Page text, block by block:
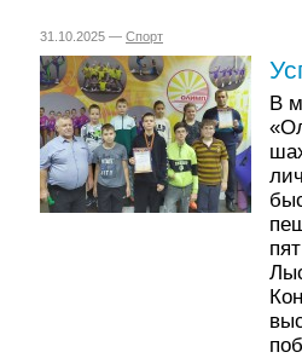
31.10.2025 — Спорт
В